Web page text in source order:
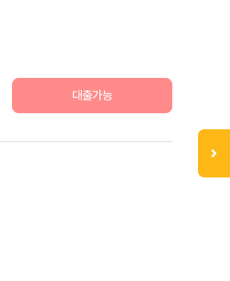
대출가능